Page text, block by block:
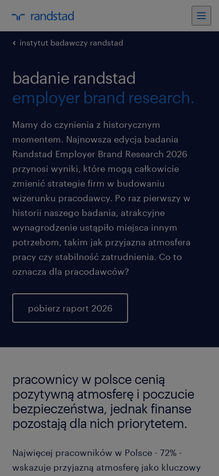
instytut badawczy randstad
badanie randstad
employer brand research.
Mamy do czynienia z historycznym
momentem. Najnowsza edycja badania
Randstad Employer Brand Research 2026
przynosi wyniki, które mogą całkowicie
zmienić strategie firm w budowaniu
wizerunku pracodawcy. Po raz pierwszy w
historii naszego badania, atrakcyjne
wynagrodzenie ustąpiło miejsca innym
potrzebom, takim jak przyjazna atmosfera
pracy czy stabilność zatrudnienia. Co to
oznacza dla pracodawców?
pobierz raport 2026
pracownicy w polsce cenią
pozytywną atmosferę i poczucie
bezpieczeństwa, jednak finanse
pozostają dla nich priorytetem.
Najwięcej pracowników w Polsce - 72% -
wskazuje przyjazną atmosferę jako kluczowy